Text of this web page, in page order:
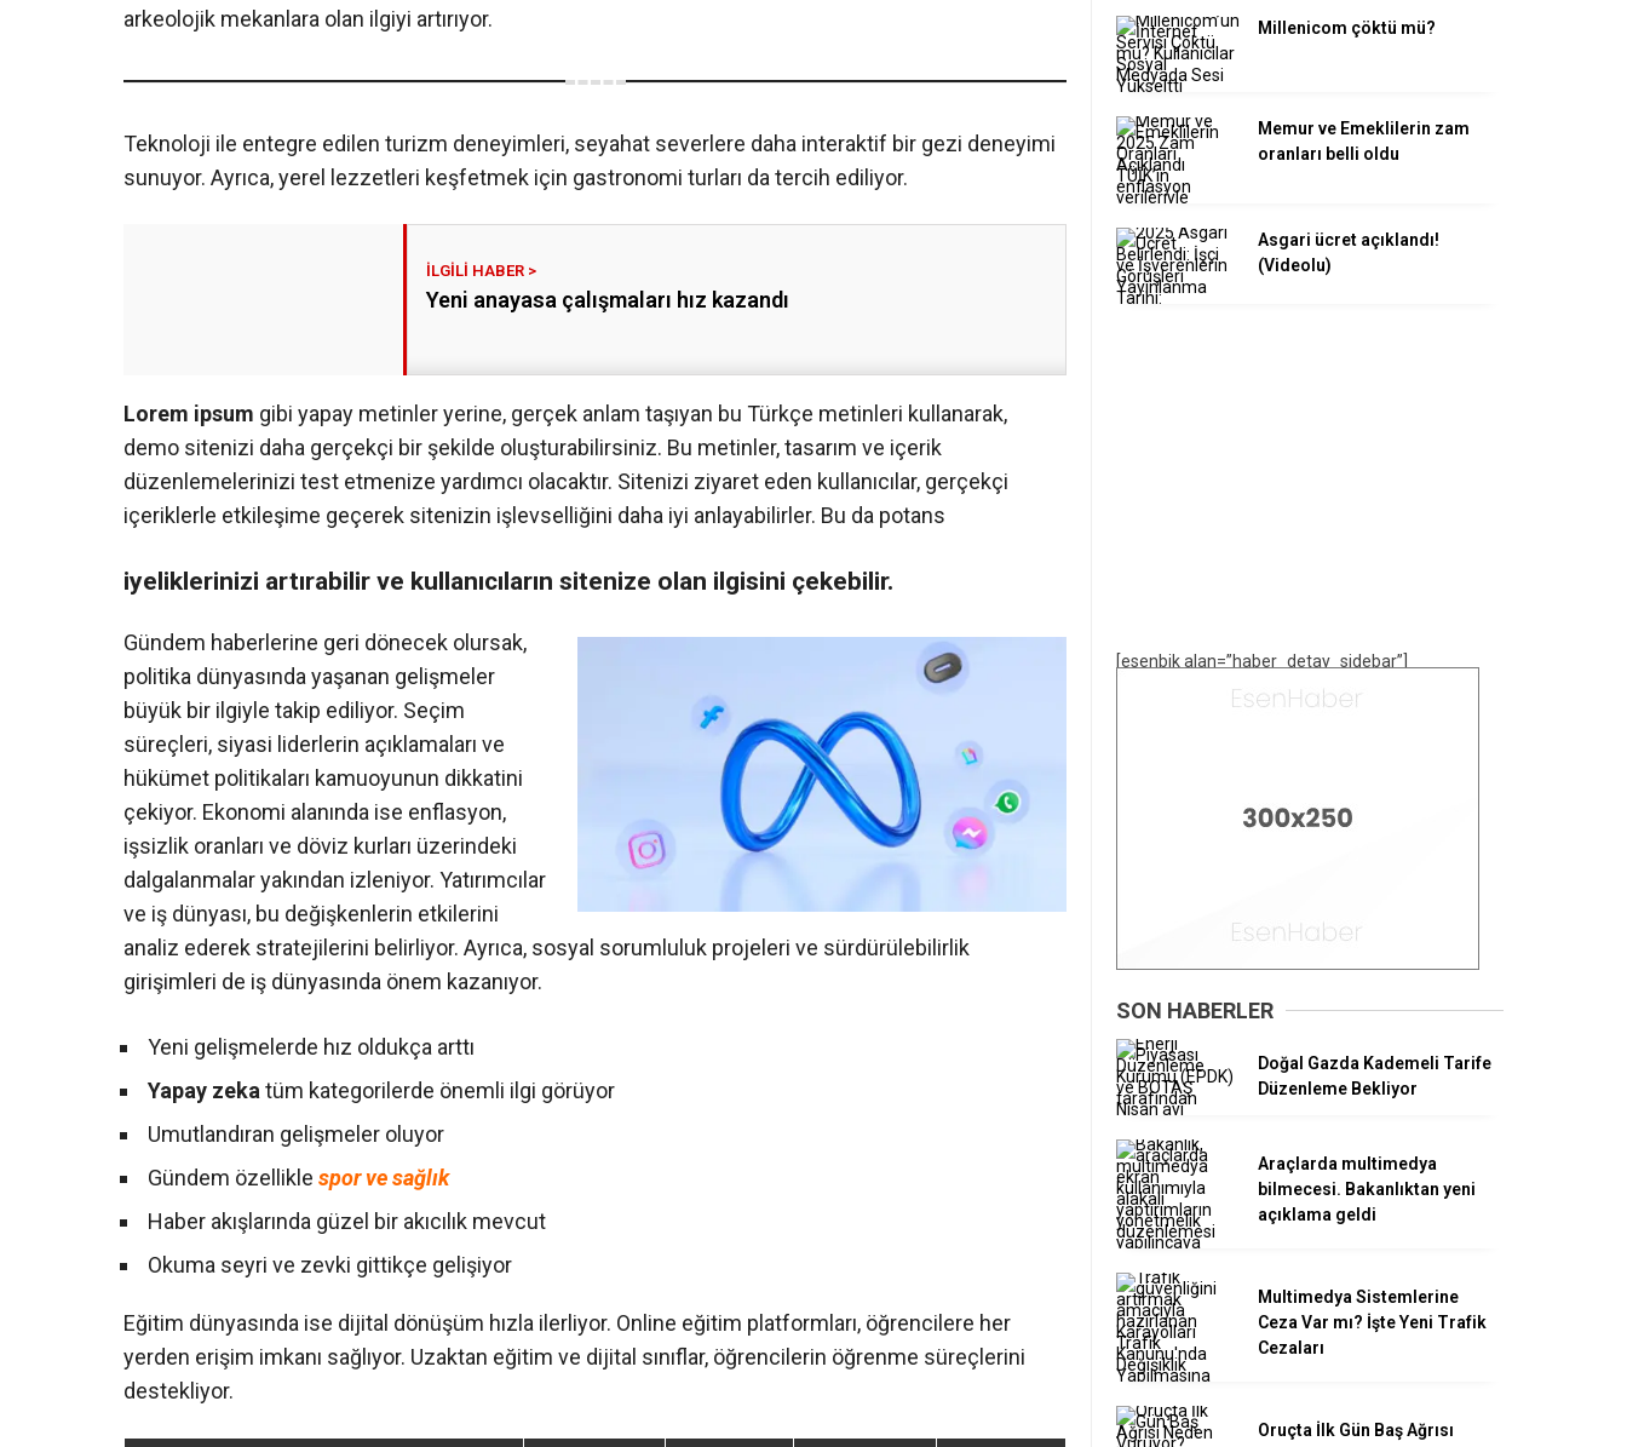
arkeolojik mekanlara olan ilgiyi artırıyor.
Teknoloji ile entegre edilen turizm deneyimleri, seyahat severlere daha interaktif bir gezi deneyimi
sunuyor. Ayrıca, yerel lezzetleri keşfetmek için gastronomi turları da tercih ediliyor.
Yeni anayasa çalışmaları hız kazandı
Lorem ipsum gibi yapay metinler yerine, gerçek anlam taşıyan bu Türkçe metinleri kullanarak,
demo sitenizi daha gerçekçi bir şekilde oluşturabilirsiniz. Bu metinler, tasarım ve içerik
düzenlemelerinizi test etmenize yardımcı olacaktır. Sitenizi ziyaret eden kullanıcılar, gerçekçi
içeriklerle etkileşime geçerek sitenizin işlevselliğini daha iyi anlayabilirler. Bu da potans
iyeliklerinizi artırabilir ve kullanıcıların sitenize olan ilgisini çekebilir.
Gündem haberlerine geri dönecek olursak,
politika dünyasında yaşanan gelişmeler
büyük bir ilgiyle takip ediliyor. Seçim
süreçleri, siyasi liderlerin açıklamaları ve
hükümet politikaları kamuoyunun dikkatini
çekiyor. Ekonomi alanında ise enflasyon,
işsizlik oranları ve döviz kurları üzerindeki
dalgalanmalar yakından izleniyor. Yatırımcılar
ve iş dünyası, bu değişkenlerin etkilerini
analiz ederek stratejilerini belirliyor. Ayrıca, sosyal sorumluluk projeleri ve sürdürülebilirlik
girişimleri de iş dünyasında önem kazanıyor.
Yeni gelişmelerde hız oldukça arttı
Yapay zekatüm kategorilerde önemli ilgi görüyor
Umutlandıran gelişmeler oluyor
Gündem özellikle spor ve sağlık
Haber akışlarında güzel bir akıcılık mevcut
Okuma seyri ve zevki gittikçe gelişiyor
Eğitim dünyasında ise dijital dönüşüm hızla ilerliyor. Online eğitim platformları, öğrencilere her
yerden erişim imkanı sağlıyor. Uzaktan eğitim ve dijital sınıflar, öğrencilerin öğrenme süreçlerini
destekliyor.
Millenicom çöktü mü?
Memur ve Emeklilerin zam
oranları belli oldu
Asgari ücret açıklandı!
(Videolu)
[esenbik alan=”haber_detay_sidebar”]
SON HABERLER
Doğal Gazda Kademeli Tarife
Düzenleme Bekliyor
Araçlarda multimedya
bilmecesi. Bakanlıktan yeni
açıklama geldi
Multimedya Sistemlerine
Ceza Var mı? İşte Yeni Trafik
Cezaları
Oruçta İlk Gün Baş Ağrısı